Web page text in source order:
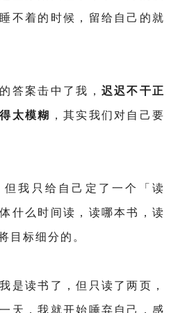
不着的时候，留给自己的就
答案击中了我， 迟迟不干正
太模糊 ，其实我们对自己要
但我只给自己定了一个「读
什么时间读，读哪本书，读
目标细分的。
是读书了，但只读了两页，
天，我就开始唾弃自己，感